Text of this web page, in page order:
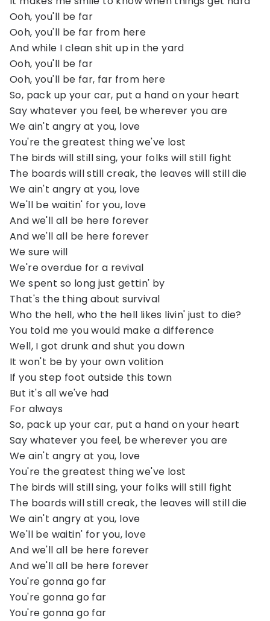
Ooh, you'll be far
Ooh, you'll be far from here
And while I clean shit up in the yard
Ooh, you'll be far
Ooh, you'll be far, far from here
So, pack up your car, put a hand on your heart
Say whatever you feel, be wherever you are
We ain't angry at you, love
You're the greatest thing we've lost
The birds will still sing, your folks will still fight
The boards will still creak, the leaves will still die
We ain't angry at you, love
We'll be waitin' for you, love
And we'll all be here forever
And we'll all be here forever
We sure will
We're overdue for a revival
We spent so long just gettin' by
That's the thing about survival
Who the hell, who the hell likes livin' just to die?
You told me you would make a difference
Well, I got drunk and shut you down
It won't be by your own volition
If you step foot outside this town
But it's all we've had
For always
So, pack up your car, put a hand on your heart
Say whatever you feel, be wherever you are
We ain't angry at you, love
You're the greatest thing we've lost
The birds will still sing, your folks will still fight
The boards will still creak, the leaves will still die
We ain't angry at you, love
We'll be waitin' for you, love
And we'll all be here forever
And we'll all be here forever
You're gonna go far
You're gonna go far
You're gonna go far